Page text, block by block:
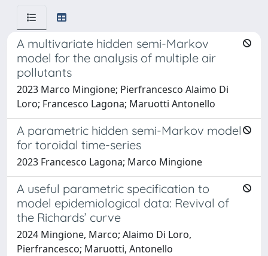
A multivariate hidden semi-Markov
model for the analysis of multiple air
pollutants
2023 Marco Mingione; Pierfrancesco Alaimo Di
Loro; Francesco Lagona; Maruotti Antonello
A parametric hidden semi-Markov model
for toroidal time-series
2023 Francesco Lagona; Marco Mingione
A useful parametric specification to
model epidemiological data: Revival of
the Richards’ curve
2024 Mingione, Marco; Alaimo Di Loro,
Pierfrancesco; Maruotti, Antonello